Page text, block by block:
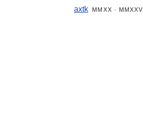
axtk MMXX · MMXXVI